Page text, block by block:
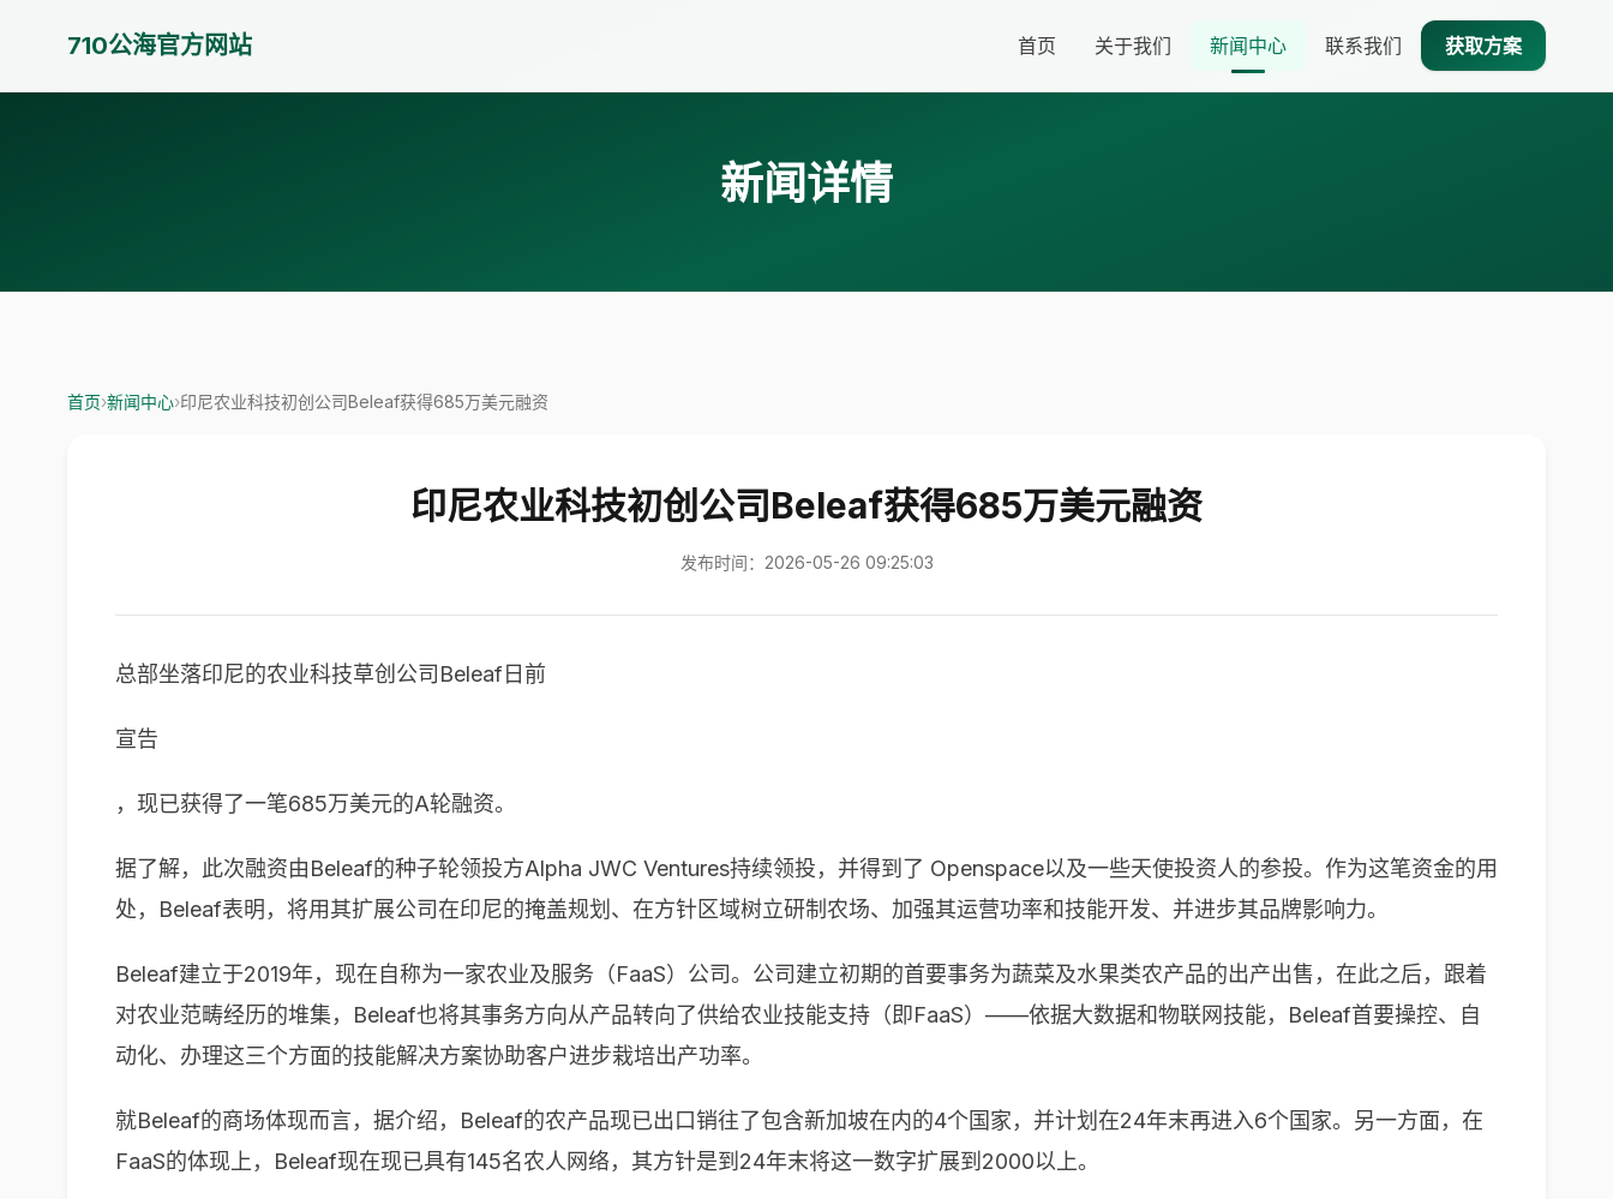
710公海官方网站 首页 关于我们 新闻中心 联系我们 获取方案
新闻详情
首页›新闻中心›印尼农业科技初创公司Beleaf获得685万美元融资
印尼农业科技初创公司Beleaf获得685万美元融资
发布时间：2026-05-26 09:25:03
总部坐落印尼的农业科技草创公司Beleaf日前
宣告
，现已获得了一笔685万美元的A轮融资。
据了解，此次融资由Beleaf的种子轮领投方Alpha JWC Ventures持续领投，并得到了 Openspace以及一些天使投资人的参投。作为这笔资金的用
处，Beleaf表明，将用其扩展公司在印尼的掩盖规划、在方针区域树立研制农场、加强其运营功率和技能开发、并进步其品牌影响力。
Beleaf建立于2019年，现在自称为一家农业及服务（FaaS）公司。公司建立初期的首要事务为蔬菜及水果类农产品的出产出售，在此之后，跟着
对农业范畴经历的堆集，Beleaf也将其事务方向从产品转向了供给农业技能支持（即FaaS）——依据大数据和物联网技能，Beleaf首要操控、自
动化、办理这三个方面的技能解决方案协助客户进步栽培出产功率。
就Beleaf的商场体现而言，据介绍，Beleaf的农产品现已出口销往了包含新加坡在内的4个国家，并计划在24年末再进入6个国家。另一方面，在
FaaS的体现上，Beleaf现在现已具有145名农人网络，其方针是到24年末将这一数字扩展到2000以上。